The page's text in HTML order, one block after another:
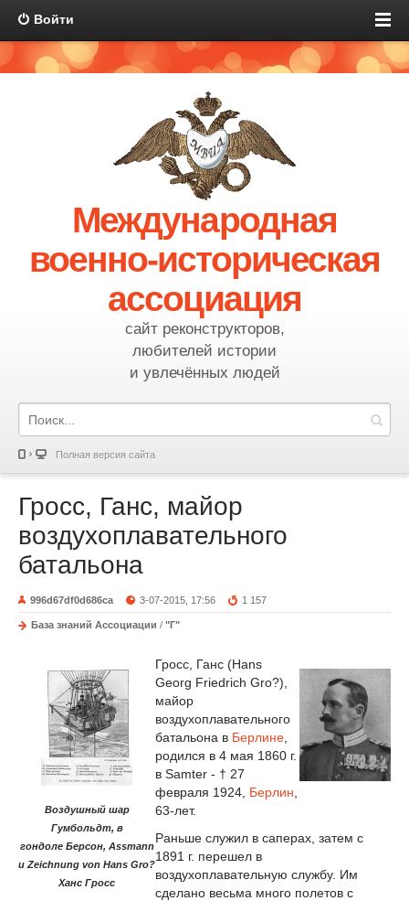
Войти
Международная
военно-историческая
ассоциация
сайт реконструкторов,
любителей истории
и увлечённых людей
Полная версия сайта
Гросс, Ганс, майор
воздухоплавательного
батальона
996d67df0d686ca 3-07-2015, 17:56 1 157
База знаний Ассоциации / "Г"
Воздушный шар
Гумбольдт, в
гондоле Берсон, Assmann
и Zeichnung von Hans Gro?
Ханс Гросс
Гросс, Ганс (Hans
Georg Friedrich Gro?),
майор
воздухоплавательного
батальона в Берлине
родился в 4 мая 1860 г.
в Samter - † 27
февраля 1924, Берлин
63-лет.
Раньше служил в саперах, затем с
1891 г. перешел в
воздухоплавательную службу. Им
сделано весьма много полетов с